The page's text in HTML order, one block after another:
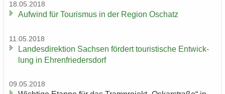
18.05.2018
Auf­wind für Tou­ris­mus in der Re­gi­on Oschatz
11.05.2018
Lan­des­di­rek­ti­on Sach­sen för­dert tou­ris­ti­sche Ent­wick­
lung in Eh­ren­frie­ders­dorf
09.05.2018